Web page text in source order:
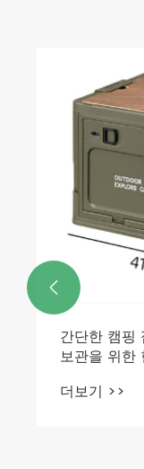
간단한 캠핑
보관을 위한
더보기 >>
